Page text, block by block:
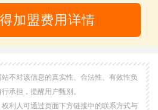
加盟费用详情
不对该信息的真实性、合法性、有效性负
承担，提醒用户甄别。
利人可通过页面下方链接中的联系方式与